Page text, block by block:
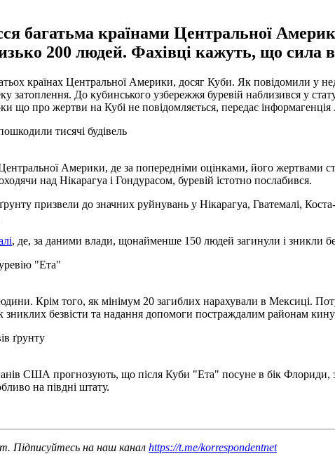
багатьма країнами Центральної
200 людей. Фахівці кажуть, що сила
країнах Центральної Америки, досяг Куби. Як повідомили у
затоплення. До кубинського узбережжя буревій наблизився у
що про жертви на Кубі не повідомляється, передає інформагенція
тисячі будівель
Америки, де за попередніми оцінками, його жертвами
над Нікарагуа і Гондурасом, буревій істотно послабився.
призвели до значних руйнувань у Нікарагуа, Гватемалі,
, де, за даними влади, щонайменше 150 людей загинули і зникли
"Ета"
Крім того, як мінімум 20 загиблих нарахували в Мексиці.
безвісти та надання допомоги постраждалим районам
ґрунту
США прогнозують, що після Куби "Ета" посуне в бік Флориди,
на півдні штату.
Підписуйтесь на наш канал https://t.me/korrespondentnet